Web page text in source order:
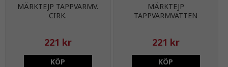
MÄRKTEJP TAPPVARMV.
CIRK.
221 kr
KÖP
MÄRKTEJP
TAPPVARMVATTEN
221 kr
KÖP